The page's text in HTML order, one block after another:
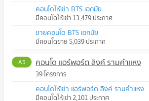
คอนโดให้เช่า BTS เอกมัย
มีคอนโดให้เช่า 13,479 ประกาศ
ขายคอนโด BTS เอกมัย
มีคอนโดขาย 5,039 ประกาศ
A5 คอนโด แอร์พอร์ต ลิงค์ รามคำแหง
39 โครงการ
คอนโดให้เช่า แอร์พอร์ต ลิงค์ รามคำแหง
มีคอนโดให้เช่า 2,101 ประกาศ